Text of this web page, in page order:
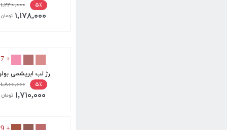
۵٪
۱,۲۴۰,۰۰۰
۱,۱۷۸,۰۰۰ تومان
+ 7
رژ لب ابریشمی
۵٪
۱,۸۰۰,۰۰۰
۱,۷۱۰,۰۰۰ تومان